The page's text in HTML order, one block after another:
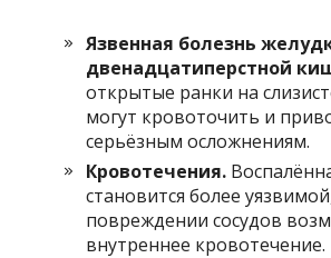
Язвенная болезнь
двенадцатиперстной
открытые ранки на
могут кровоточить и
серьёзным осложнениям.
Кровотечения.
становится более
повреждении сосудов
внутреннее кровотечение.